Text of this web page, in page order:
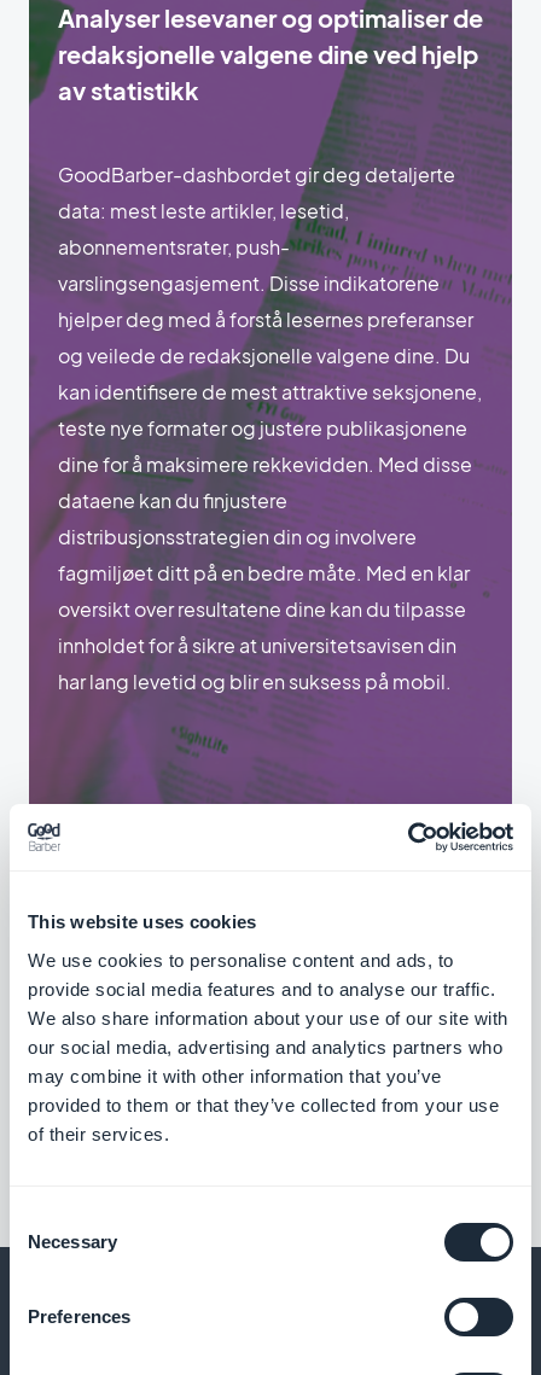
This website uses cookies
We use cookies to personalise content and ads, to
provide social media features and to analyse our traffic.
We also share information about your use of our site with
our social media, advertising and analytics partners who
may combine it with other information that you’ve
provided to them or that they’ve collected from your use
of their services.
Selection
Necessary
Preferences
Analyser lesevaner og optimaliser de
redaksjonelle valgene dine ved hjelp
av statistikk
GoodBarber-dashbordet gir deg detaljerte
data: mest leste artikler, lesetid,
abonnementsrater, push-
varslingsengasjement. Disse indikatorene
hjelper deg med å forstå lesernes preferanser
og veilede de redaksjonelle valgene dine. Du
kan identifisere de mest attraktive seksjonene,
teste nye formater og justere publikasjonene
dine for å maksimere rekkevidden. Med disse
dataene kan du finjustere
distribusjonsstrategien din og involvere
fagmiljøet ditt på en bedre måte. Med en klar
oversikt over resultatene dine kan du tilpasse
innholdet for å sikre at universitetsavisen din
har lang levetid og blir en suksess på mobil.